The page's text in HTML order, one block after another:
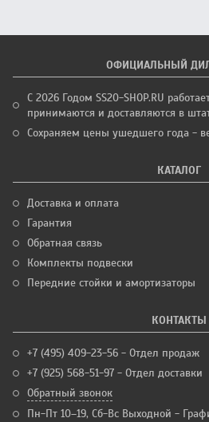
ОФИЦИАЛЬНЫЙ
С 2026 Годом SS20-SHOP.RU
принимаются и доставляются в
Сохраняем цены ушедшего года -
КАТАЛОГ
Доставка и оплата
Гарантия
Обратная связь
Комплекты подвески
Передние стойки и амортизаторы
КОНТАКТЫ
+7 (495) 409-23-56 - Отдел продаж
+7 (925) 568-51-97 - Отдел доставки
Обратный звонок
Пн-Пт 10–19, Сб-Вс Выходной -